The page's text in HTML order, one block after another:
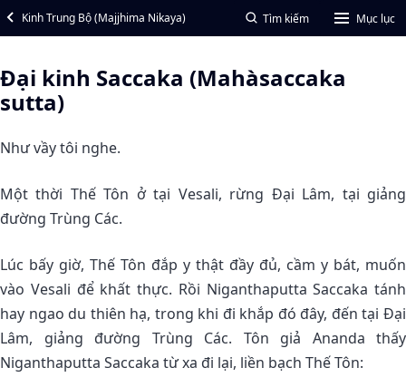
Kinh Trung Bộ (Majjhima Nikaya) Tìm kiếm Mục lục
Ðại kinh Saccaka (Mahàsaccaka
sutta)
Như vầy tôi nghe.
Một thời Thế Tôn ở tại Vesali, rừng Ðại Lâm, tại giảng
đường Trùng Các.
Lúc bấy giờ, Thế Tôn đắp y thật đầy đủ, cầm y bát, muốn
vào Vesali để khất thực. Rồi Niganthaputta Saccaka tánh
hay ngao du thiên hạ, trong khi đi khắp đó đây, đến tại Ðại
Lâm, giảng đường Trùng Các. Tôn giả Ananda thấy
Niganthaputta Saccaka từ xa đi lại, liền bạch Thế Tôn: